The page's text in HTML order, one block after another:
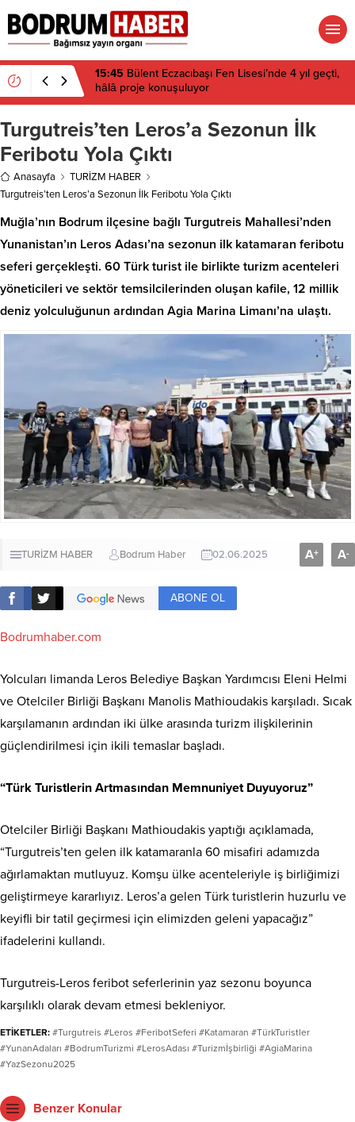
15:45 Bülent Eczacıbaşı Fen Lisesi’nde 4 yıl geçti,
hâlâ proje konuşuluyor
Turgutreis’ten Leros’a Sezonun İlk
Feribotu Yola Çıktı
Anasayfa
TURİZM HABER
Turgutreis’ten Leros’a Sezonun İlk Feribotu Yola Çıktı
Muğla’nın Bodrum ilçesine bağlı Turgutreis Mahallesi’nden
Yunanistan’ın Leros Adası’na sezonun ilk katamaran feribotu
seferi gerçekleşti. 60 Türk turist ile birlikte turizm acenteleri
yöneticileri ve sektör temsilcilerinden oluşan kafile, 12 millik
deniz yolculuğunun ardından Agia Marina Limanı’na ulaştı.
TURİZM HABER Bodrum Haber 02.06.2025 A+ A-
ABONE OL
Bodrumhaber.com
Yolcuları limanda Leros Belediye Başkan Yardımcısı Eleni Helmi
ve Otelciler Birliği Başkanı Manolis Mathioudakis karşıladı. Sıcak
karşılamanın ardından iki ülke arasında turizm ilişkilerinin
güçlendirilmesi için ikili temaslar başladı.
“Türk Turistlerin Artmasından Memnuniyet Duyuyoruz”
Otelciler Birliği Başkanı Mathioudakis yaptığı açıklamada,
“Turgutreis’ten gelen ilk katamaranla 60 misafiri adamızda
ağırlamaktan mutluyuz. Komşu ülke acenteleriyle iş birliğimizi
geliştirmeye kararlıyız. Leros’a gelen Türk turistlerin huzurlu ve
keyifli bir tatil geçirmesi için elimizden geleni yapacağız”
ifadelerini kullandı.
Turgutreis-Leros feribot seferlerinin yaz sezonu boyunca
karşılıklı olarak devam etmesi bekleniyor.
ETİKETLER: #Turgutreis #Leros #FeribotSeferi #Katamaran #TürkTuristler
#YunanAdaları #BodrumTurizmi #LerosAdası #Turizmİşbirliği #AgiaMarina
#YazSezonu2025
Benzer Konular